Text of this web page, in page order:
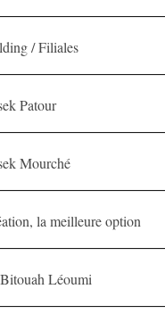
/ Filiales
Patour
Mourché
la meilleure option
Léoumi